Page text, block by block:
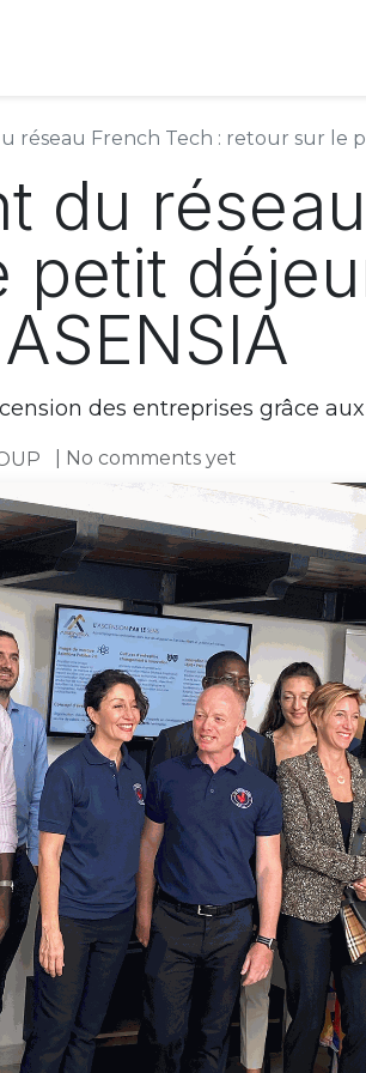
réseau French Tech : retour sur le
du
petit
des entreprises grâce
| No comments yet